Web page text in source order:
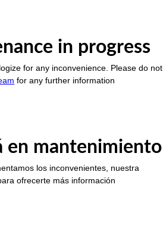
in progress
for any inconvenience. Please do not
for any further information
en mantenimiento
los inconvenientes, nuestra
ofrecerte más información